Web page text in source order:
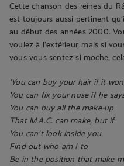
Cette chanson des reines du
est toujours aussi pertinent
au début des années 2000.
voulez à l’extérieur, mais si
vous vous sentez si moche,
‘You can buy your hair if it
You can fix your nose if he
You can buy all the make-up
That M.A.C. can make, but if
You can’t look inside you
Find out who am I to
Be in the position that make